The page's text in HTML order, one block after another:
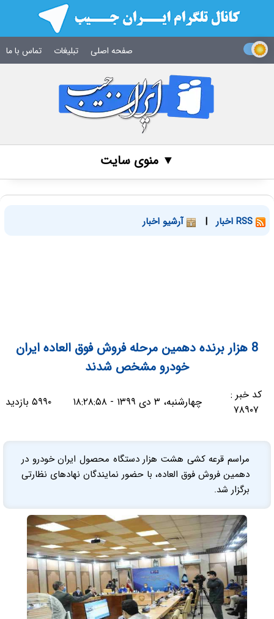
صفحه اصلی تبلیغات تماس با ما
▼ منوی سایت
| آرشیو اخبار
8 هزار برنده دهمین مرحله فروش فوق العاده ایران
خودرو مشخص شدند
کد خبر :
۷۸۹۰۷
چهارشنبه، ۳ دی ۱۳۹۹ - ۱۸:۲۸:۵۸ ۵۹۹۰ بازدید
مراسم قرعه کشی هشت هزار دستگاه محصول ایران خودرو در
دهمین فروش فوق العاده، با حضور نمایندگان نهادهای نظارتی
برگزار شد.